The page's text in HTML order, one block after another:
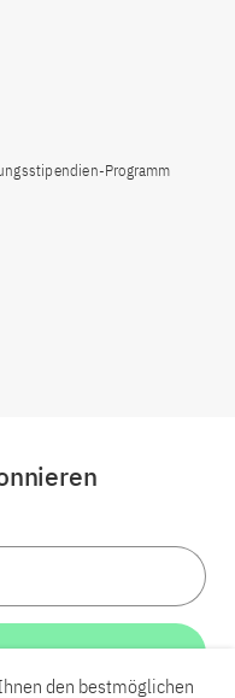
Programm
den bestmöglichen